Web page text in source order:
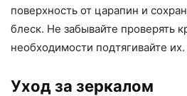
поверхность от царапин и
блеск. Не забывайте проверять
необходимости подтягивайте их.
Уход за зеркалом